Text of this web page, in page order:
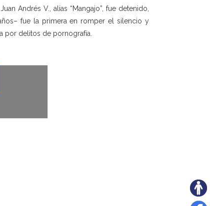
Andrés V., alias “Mangajo”, fue detenido,
fue la primera en romper el silencio y
por delitos de pornografía.